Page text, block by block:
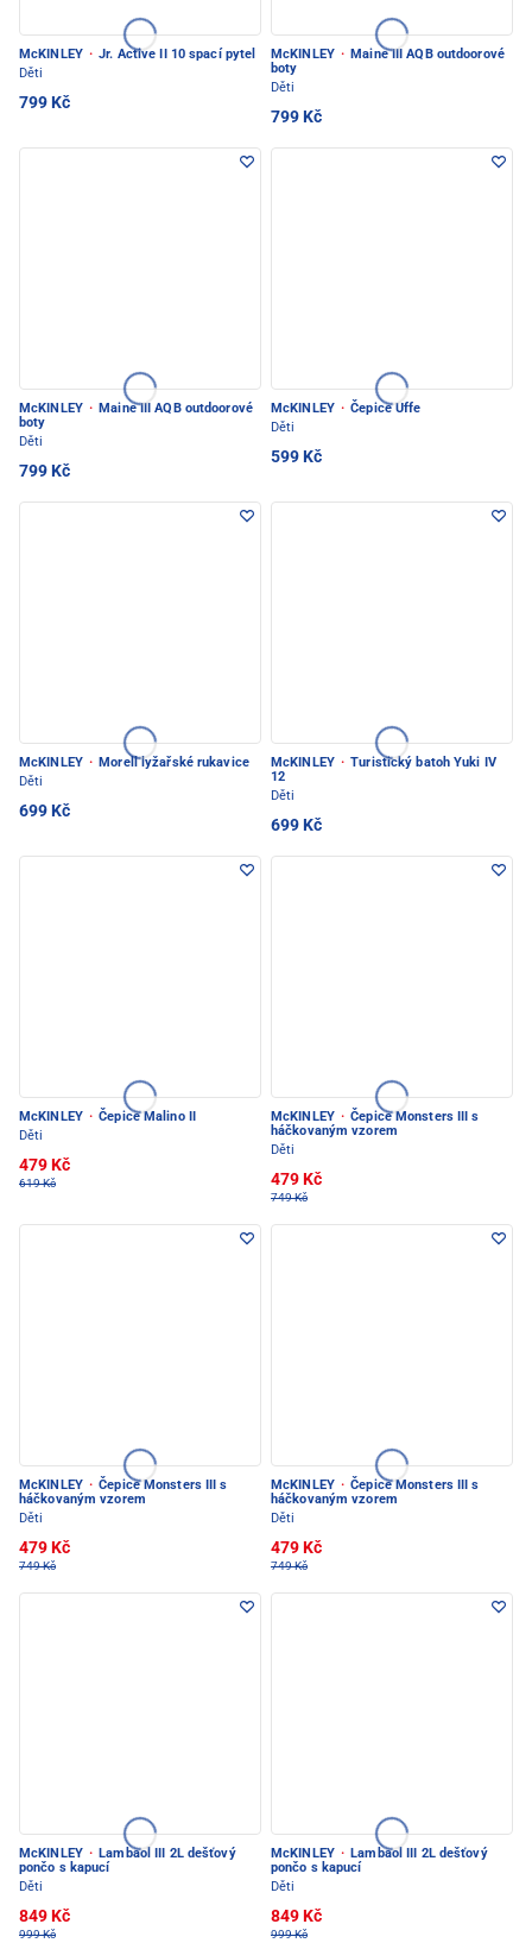
McKINLEY · Jr. Active II 10 spací pytel
Děti
799 Kč
McKINLEY · Maine III AQB outdoorové
boty
Děti
799 Kč
McKINLEY · Maine III AQB outdoorové
boty
Děti
799 Kč
McKINLEY · Čepice Uffe
Děti
599 Kč
McKINLEY · Morell lyžařské rukavice
Děti
699 Kč
McKINLEY · Turistický batoh Yuki IV
12
Děti
699 Kč
McKINLEY · Čepice Malino II
Děti
479 Kč
619 Kč
McKINLEY · Čepice Monsters III s
háčkovaným vzorem
Děti
479 Kč
749 Kč
McKINLEY · Čepice Monsters III s
háčkovaným vzorem
Děti
479 Kč
749 Kč
McKINLEY · Čepice Monsters III s
háčkovaným vzorem
Děti
479 Kč
749 Kč
McKINLEY · Lambaol III 2L dešťový
pončo s kapucí
Děti
849 Kč
999 Kč
McKINLEY · Lambaol III 2L dešťový
pončo s kapucí
Děti
849 Kč
999 Kč